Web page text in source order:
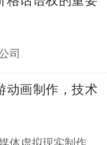
司
动画制作，技术